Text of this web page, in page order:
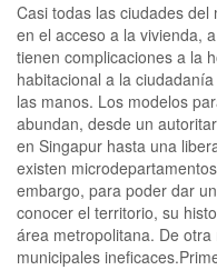
Casi todas las ciudades
en el acceso a la vivienda,
tienen complicaciones a la
habitacional a la
las manos. Los modelos
abundan, desde un
en Singapur hasta una
existen
embargo, para poder dar
conocer el territorio, su
área metropolitana. De
municipales